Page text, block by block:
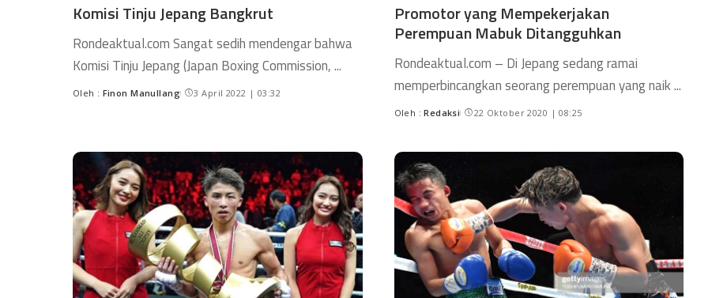
Komisi Tinju Jepang Bangkrut
Rondeaktual.com Sangat sedih mendengar bahwa
Komisi Tinju Jepang (Japan Boxing Commission,...
Oleh : Finon Manullang 3 April 2022 | 03:32
Promotor yang Mempekerjakan
Perempuan Mabuk Ditangguhkan
Rondeaktual.com – Di Jepang sedang ramai
memperbincangkan seorang perempuan yang naik...
Oleh : Redaksi 22 Oktober 2020 | 08:25